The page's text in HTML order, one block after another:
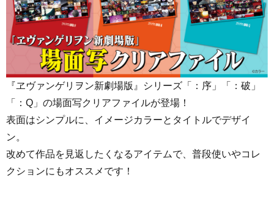
『ヱヴァンゲリヲン新劇場版』シリーズ「：序」「：破」
「：Q」の場面写クリアファイルが登場！
表面はシンプルに、イメージカラーとタイトルでデザイ
ン。
改めて作品を見返したくなるアイテムで、普段使いやコレ
クションにもオススメです！